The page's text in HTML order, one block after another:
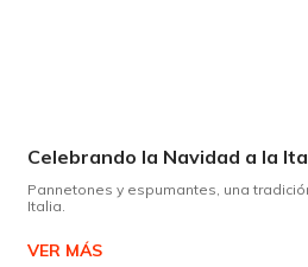
Pannetones y espumantes, una
Italia.
VER MÁS